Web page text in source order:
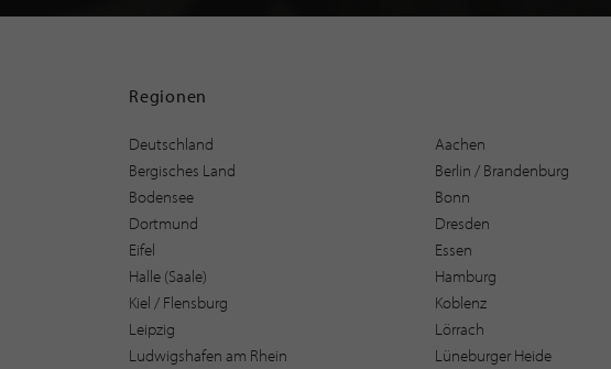
Regionen
Deutschland Aachen
Bergisches Land
Berlin / Brandenburg
Bodensee
Bonn
Dortmund
Dresden
Eifel
Essen
Halle (Saale)
Hamburg
Kiel / Flensburg
Koblenz
Leipzig
Lörrach
Ludwigshafen am Rhein
Lüneburger Heide